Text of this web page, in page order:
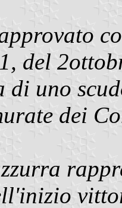
del
di uno
dei